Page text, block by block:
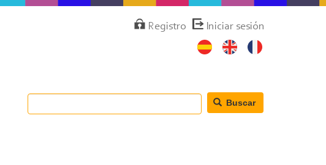
MenúRegistro Iniciar sesión
Buscar